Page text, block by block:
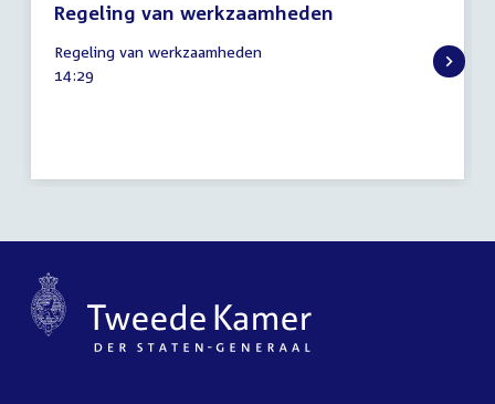
Regeling van werkzaamheden
april
2025
Regeling van werkzaamheden
Tijd
14:29